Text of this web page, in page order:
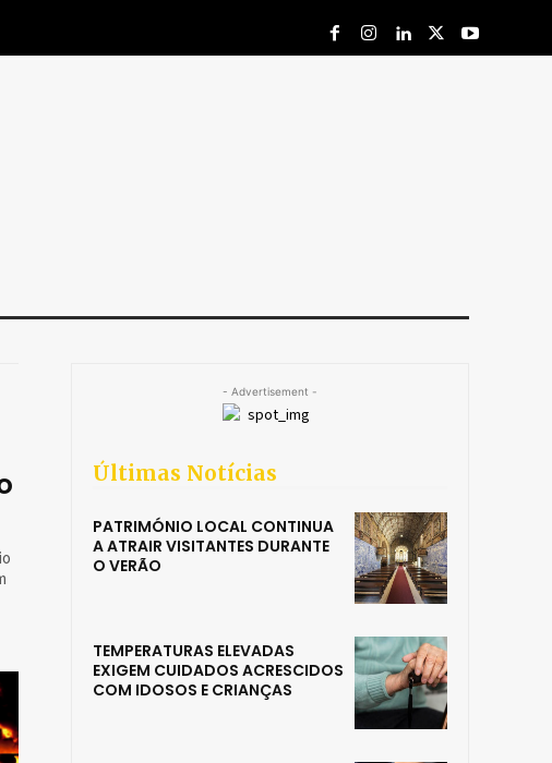
- Advertisement -
Últimas Notícias
PATRIMÓNIO LOCAL CONTINUA
A ATRAIR VISITANTES DURANTE
O VERÃO
TEMPERATURAS ELEVADAS
EXIGEM CUIDADOS ACRESCIDOS
COM IDOSOS E CRIANÇAS